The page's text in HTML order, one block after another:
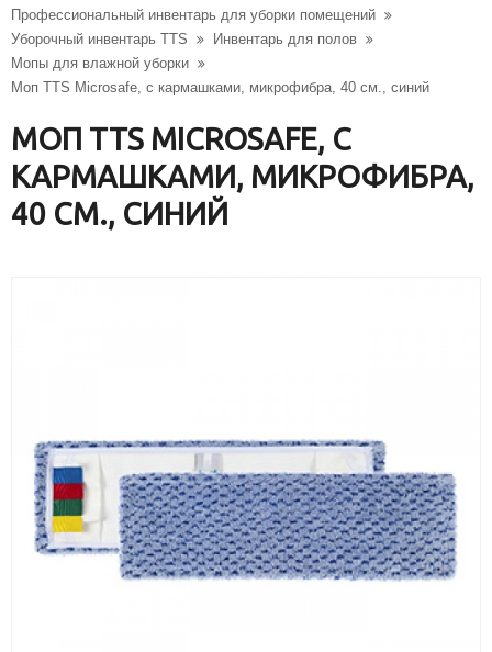
Профессиональный инвентарь для уборки помещений
Уборочный инвентарь TTS
Инвентарь для полов
Мопы для влажной уборки
Моп TTS Microsafe, с кармашками, микрофибра, 40 см., синий
МОП TTS MICROSAFE, С
КАРМАШКАМИ, МИКРОФИБРА,
40 СМ., СИНИЙ